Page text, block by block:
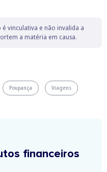
vinculativa e não invalida a
a matéria em causa.
Poupança Viagens
financeiros